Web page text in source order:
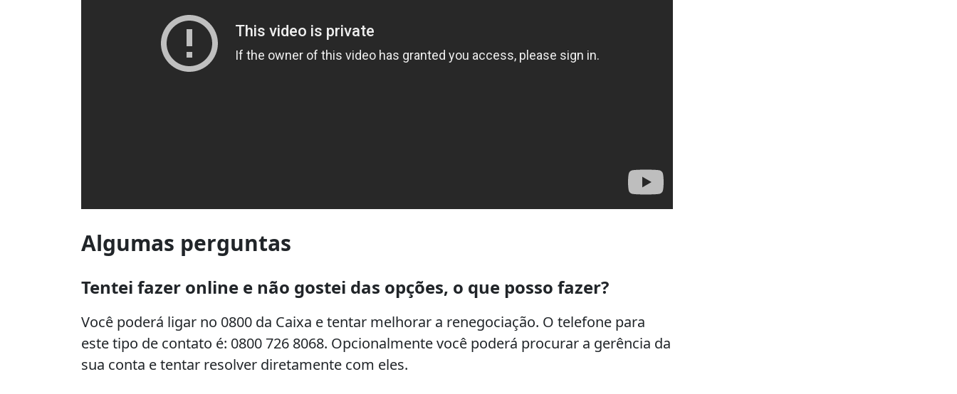
Algumas perguntas
Tentei fazer online e não gostei das opções, o que posso fazer?
Você poderá ligar no 0800 da Caixa e tentar melhorar a renegociação. O telefone para
este tipo de contato é: 0800 726 8068. Opcionalmente você poderá procurar a gerência da
sua conta e tentar resolver diretamente com eles.